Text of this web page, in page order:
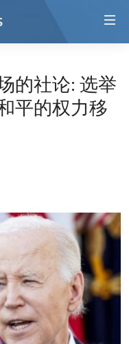
的社论: 选举
平的权力移